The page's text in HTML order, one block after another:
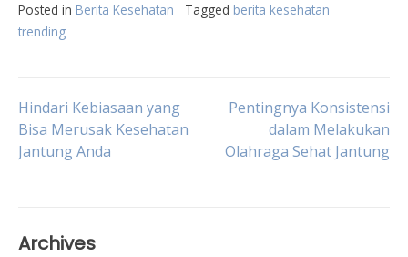
Posted in Berita Kesehatan Tagged berita kesehatan
trending
Post
navigation
Hindari Kebiasaan yang
Bisa Merusak Kesehatan
Jantung Anda
Pentingnya Konsistensi
dalam Melakukan
Olahraga Sehat Jantung
Archives